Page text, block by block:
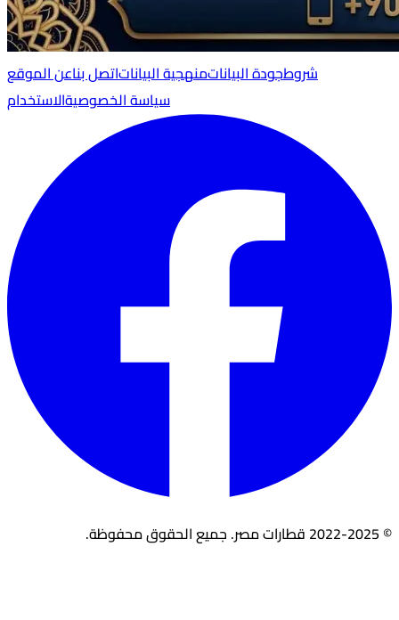
عن الموقعاتصل بنامنهجية البياناتجودة البياناتشروط
الاستخدامسياسة الخصوصية
© 2022-2025 قطارات مصر. جميع الحقوق محفوظة.